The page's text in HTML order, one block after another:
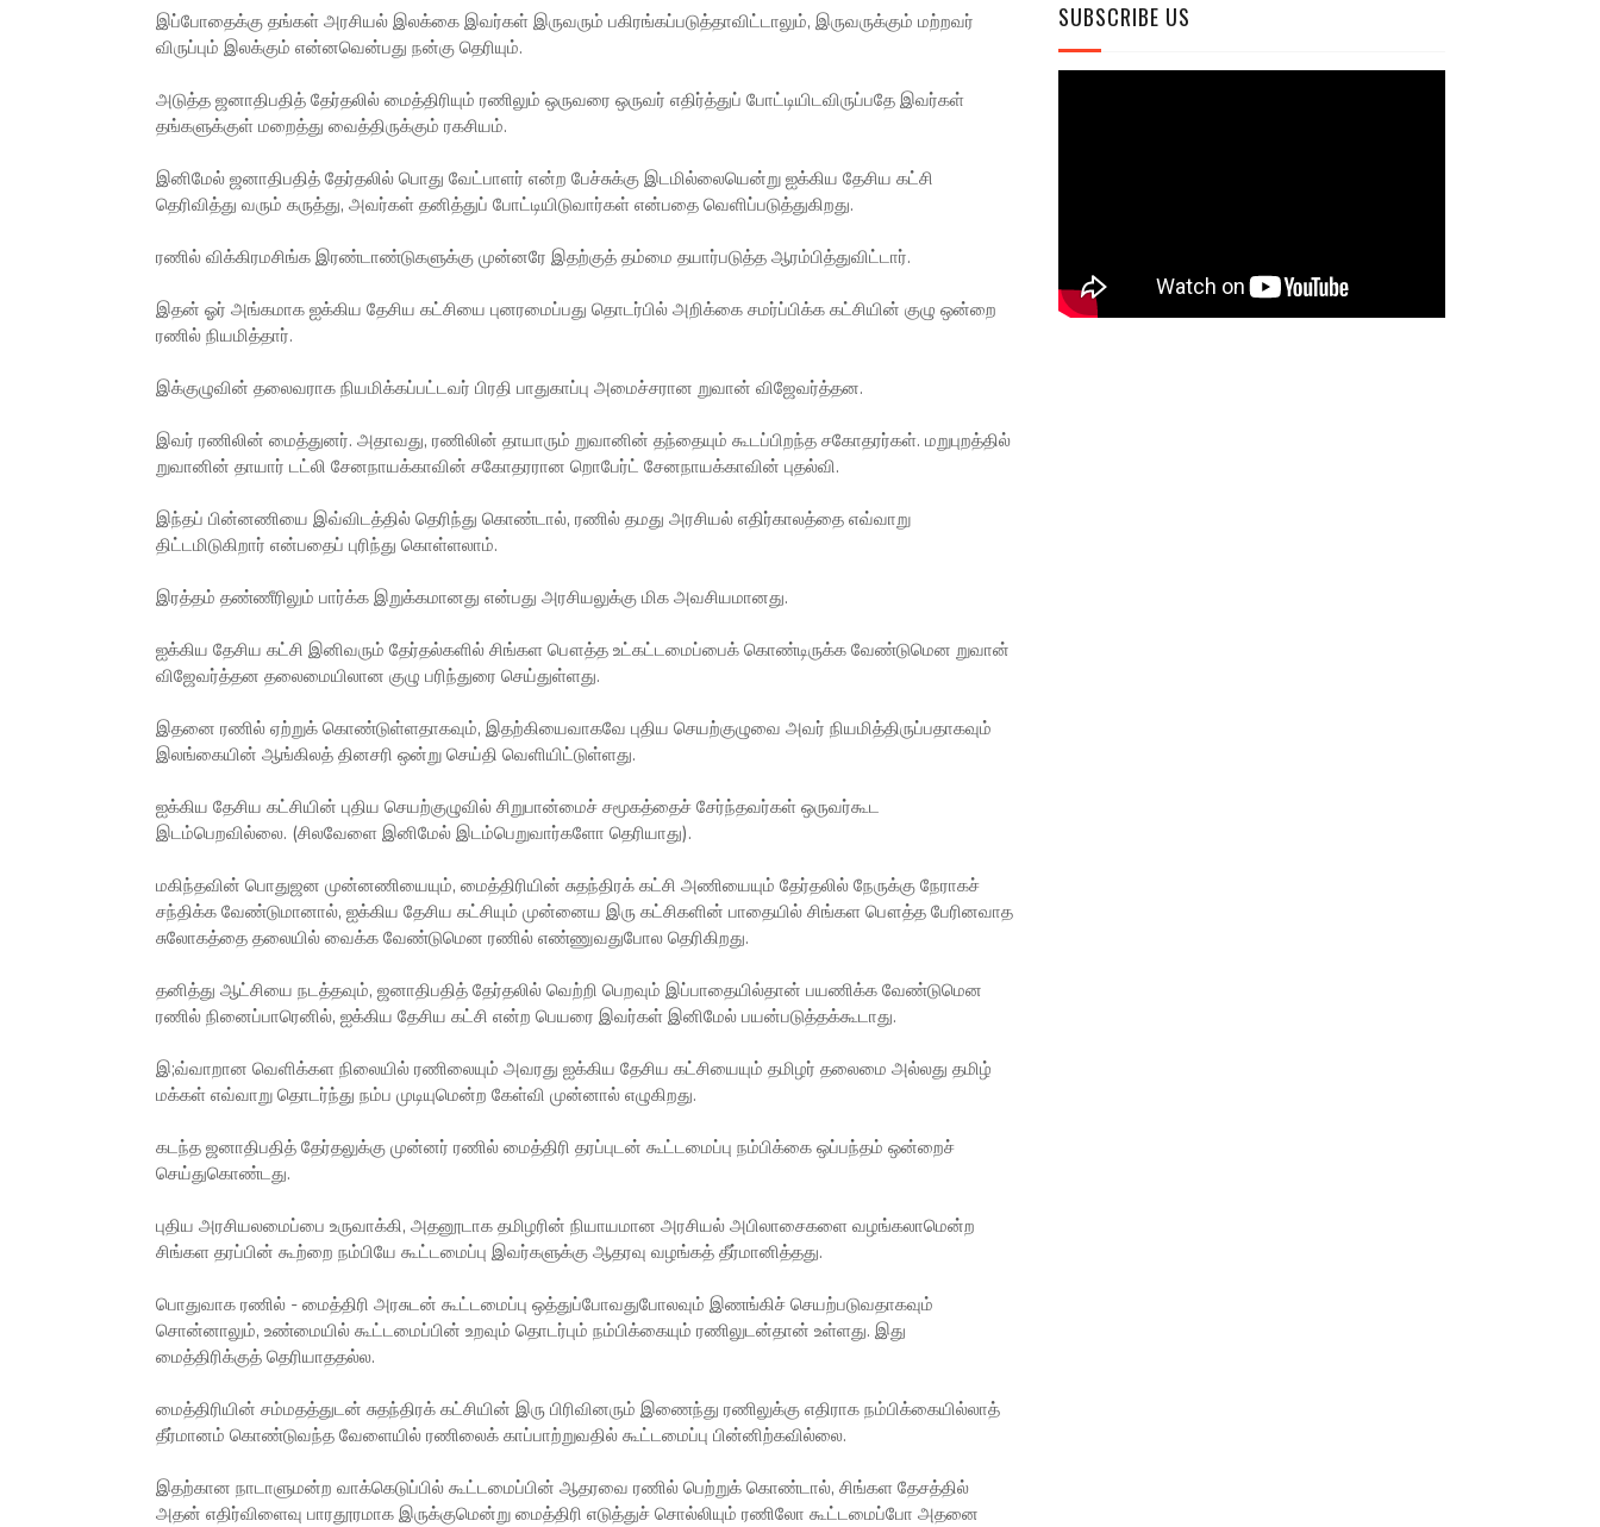
இப்போதைக்கு தங்கள் அரசியல் இலக்கை இவர்கள் இருவரும் பகிரங்கப்படுத்தாவிட்டாலும், இருவருக்கும் மற்றவர்
விருப்பும் இலக்கும் என்னவென்பது நன்கு தெரியும்.
அடுத்த ஜனாதிபதித் தேர்தலில் மைத்திரியும் ரணிலும் ஒருவரை ஒருவர் எதிர்த்துப் போட்டியிடவிருப்பதே இவர்கள்
தங்களுக்குள் மறைத்து வைத்திருக்கும் ரகசியம்.
இனிமேல் ஜனாதிபதித் தேர்தலில் பொது வேட்பாளர் என்ற பேச்சுக்கு இடமில்லையென்று ஐக்கிய தேசிய கட்சி
தெரிவித்து வரும் கருத்து, அவர்கள் தனித்துப் போட்டியிடுவார்கள் என்பதை வெளிப்படுத்துகிறது.
ரணில் விக்கிரமசிங்க இரண்டாண்டுகளுக்கு முன்னரே இதற்குத் தம்மை தயார்படுத்த ஆரம்பித்துவிட்டார்.
இதன் ஓர் அங்கமாக ஐக்கிய தேசிய கட்சியை புனரமைப்பது தொடர்பில் அறிக்கை சமர்ப்பிக்க கட்சியின் குழு ஒன்றை
ரணில் நியமித்தார்.
இக்குழுவின் தலைவராக நியமிக்கப்பட்டவர் பிரதி பாதுகாப்பு அமைச்சரான றுவான் விஜேவர்த்தன.
இவர் ரணிலின் மைத்துனர். அதாவது, ரணிலின் தாயாரும் றுவானின் தந்தையும் கூடப்பிறந்த சகோதரர்கள். மறுபுறத்தில்
றுவானின் தாயார் டட்லி சேனநாயக்காவின் சகோதரரான றொபேர்ட் சேனநாயக்காவின் புதல்வி.
இந்தப் பின்னணியை இவ்விடத்தில் தெரிந்து கொண்டால், ரணில் தமது அரசியல் எதிர்காலத்தை எவ்வாறு
திட்டமிடுகிறார் என்பதைப் புரிந்து கொள்ளலாம்.
இரத்தம் தண்ணீரிலும் பார்க்க இறுக்கமானது என்பது அரசியலுக்கு மிக அவசியமானது.
ஐக்கிய தேசிய கட்சி இனிவரும் தேர்தல்களில் சிங்கள பௌத்த உட்கட்டமைப்பைக் கொண்டிருக்க வேண்டுமென றுவான்
விஜேவர்த்தன தலைமையிலான குழு பரிந்துரை செய்துள்ளது.
இதனை ரணில் ஏற்றுக் கொண்டுள்ளதாகவும், இதற்கியைவாகவே புதிய செயற்குழுவை அவர் நியமித்திருப்பதாகவும்
இலங்கையின் ஆங்கிலத் தினசரி ஒன்று செய்தி வெளியிட்டுள்ளது.
ஐக்கிய தேசிய கட்சியின் புதிய செயற்குழுவில் சிறுபான்மைச் சமூகத்தைச் சேர்ந்தவர்கள் ஒருவர்கூட
இடம்பெறவில்லை. (சிலவேளை இனிமேல் இடம்பெறுவார்களோ தெரியாது).
மகிந்தவின் பொதுஜன முன்னணியையும், மைத்திரியின் சுதந்திரக் கட்சி அணியையும் தேர்தலில் நேருக்கு நேராகச்
சந்திக்க வேண்டுமானால், ஐக்கிய தேசிய கட்சியும் முன்னைய இரு கட்சிகளின் பாதையில் சிங்கள பௌத்த பேரினவாத
சுலோகத்தை தலையில் வைக்க வேண்டுமென ரணில் எண்ணுவதுபோல தெரிகிறது.
தனித்து ஆட்சியை நடத்தவும், ஜனாதிபதித் தேர்தலில் வெற்றி பெறவும் இப்பாதையில்தான் பயணிக்க வேண்டுமென
ரணில் நினைப்பாரெனில், ஐக்கிய தேசிய கட்சி என்ற பெயரை இவர்கள் இனிமேல் பயன்படுத்தக்கூடாது.
இ;வ்வாறான வெளிக்கள நிலையில் ரணிலையும் அவரது ஐக்கிய தேசிய கட்சியையும் தமிழர் தலைமை அல்லது தமிழ்
மக்கள் எவ்வாறு தொடர்ந்து நம்ப முடியுமென்ற கேள்வி முன்னால் எழுகிறது.
கடந்த ஜனாதிபதித் தேர்தலுக்கு முன்னர் ரணில் மைத்திரி தரப்புடன் கூட்டமைப்பு நம்பிக்கை ஒப்பந்தம் ஒன்றைச்
செய்துகொண்டது.
புதிய அரசியலமைப்பை உருவாக்கி, அதனூடாக தமிழரின் நியாயமான அரசியல் அபிலாசைகளை வழங்கலாமென்ற
சிங்கள தரப்பின் கூற்றை நம்பியே கூட்டமைப்பு இவர்களுக்கு ஆதரவு வழங்கத் தீர்மானித்தது.
பொதுவாக ரணில் - மைத்திரி அரசுடன் கூட்டமைப்பு ஒத்துப்போவதுபோலவும் இணங்கிச் செயற்படுவதாகவும்
சொன்னாலும், உண்மையில் கூட்டமைப்பின் உறவும் தொடர்பும் நம்பிக்கையும் ரணிலுடன்தான் உள்ளது. இது
மைத்திரிக்குத் தெரியாததல்ல.
மைத்திரியின் சம்மதத்துடன் சுதந்திரக் கட்சியின் இரு பிரிவினரும் இணைந்து ரணிலுக்கு எதிராக நம்பிக்கையில்லாத்
தீர்மானம் கொண்டுவந்த வேளையில் ரணிலைக் காப்பாற்றுவதில் கூட்டமைப்பு பின்னிற்கவில்லை.
இதற்கான நாடாளுமன்ற வாக்கெடுப்பில் கூட்டமைப்பின் ஆதரவை ரணில் பெற்றுக் கொண்டால், சிங்கள தேசத்தில்
அதன் எதிர்விளைவு பாரதூரமாக இருக்குமென்று மைத்திரி எடுத்துச் சொல்லியும் ரணிலோ கூட்டமைப்போ அதனை
SUBSCRIBE US